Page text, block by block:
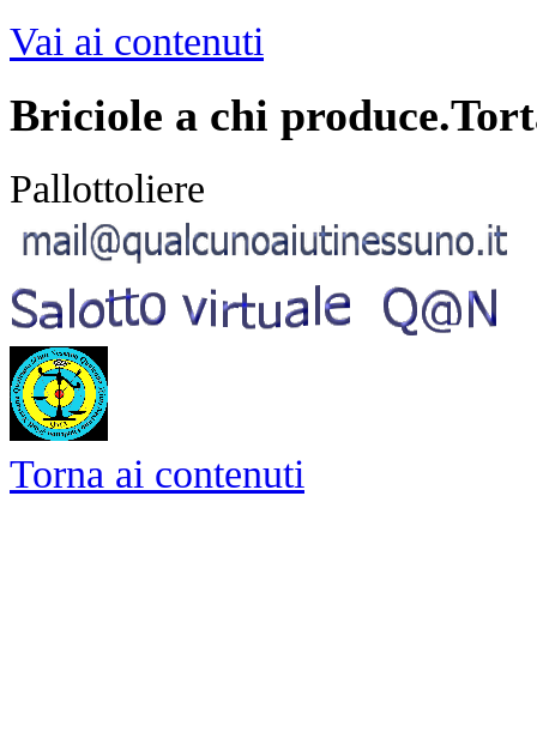
Vai ai contenuti
Briciole a chi
Pallottoliere
Torna ai contenuti